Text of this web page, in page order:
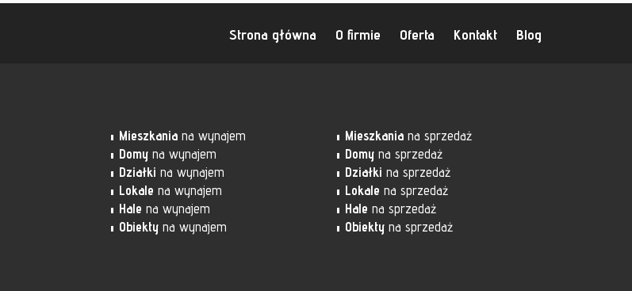
Strona główna O firmie Oferta Kontakt Blog
Mieszkania na wynajem
Domy na wynajem
Działki na wynajem
Lokale na wynajem
Hale na wynajem
Obiekty na wynajem
Mieszkania na sprzedaż
Domy na sprzedaż
Działki na sprzedaż
Lokale na sprzedaż
Hale na sprzedaż
Obiekty na sprzedaż